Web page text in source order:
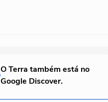
O Terra também está no
Google Discover.